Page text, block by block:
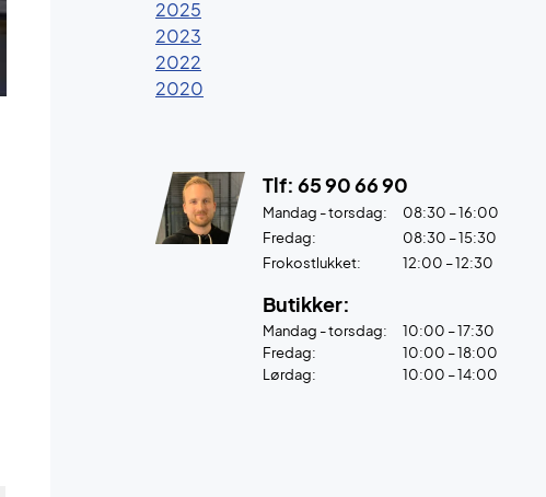
2025
2023
2022
2020
Tlf: 65 90 66 90
Mandag - torsdag:
08:30 – 16:00
Fredag:
08:30 – 15:30
Frokostlukket:
12:00 – 12:30
Butikker:
Mandag - torsdag:
10:00 – 17:30
Fredag:
10:00 – 18:00
Lørdag:
10:00 – 14:00